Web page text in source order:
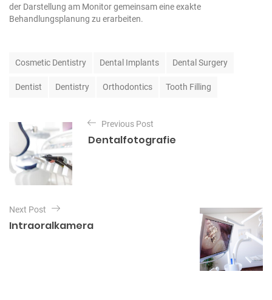
der Darstellung am Monitor gemeinsam eine exakte
Behandlungsplanung zu erarbeiten.
Cosmetic Dentistry Dental Implants Dental Surgery
Dentist Dentistry Orthodontics Tooth Filling
e
i
t
r
a
g
Previous Post
Dentalfotografie
Next Post
Intraoralkamera